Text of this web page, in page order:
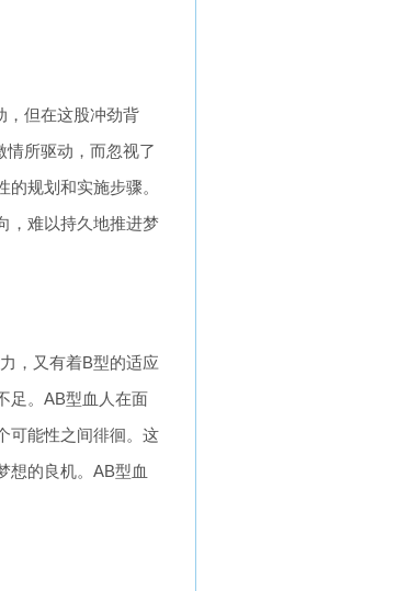
，但在这股冲劲背
情所驱动，而忽视了
规划和实施步骤。
，难以持久地推进梦
，又有着B型的适应
足。AB型血人在面
可能性之间徘徊。这
想的良机。AB型血